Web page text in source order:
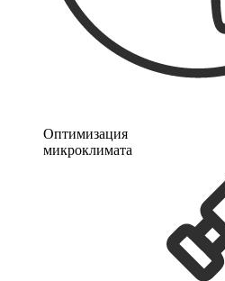
Оптимизация
микроклимата